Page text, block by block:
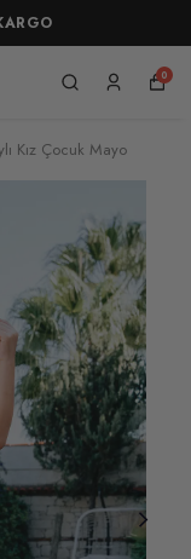
KARGO
0
Kız Çocuk Mayo